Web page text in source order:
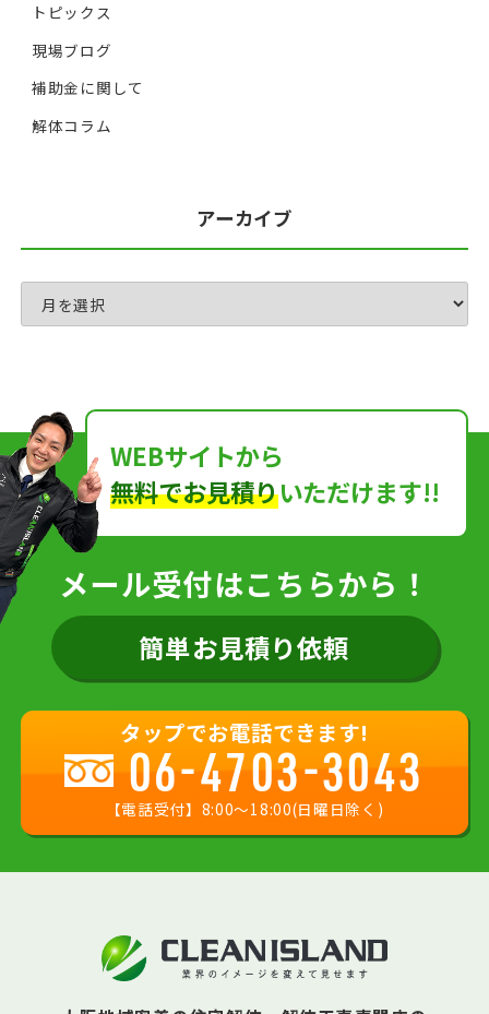
トピックス
現場ブログ
補助金に関して
解体コラム
アーカイブ
WEBサイトから
無料でお見積りいただけます!!
メール受付はこちらから！
簡単お見積り依頼
タップでお電話できます!
06-4703-3043
【電話受付】8:00〜18:00(日曜日除く)